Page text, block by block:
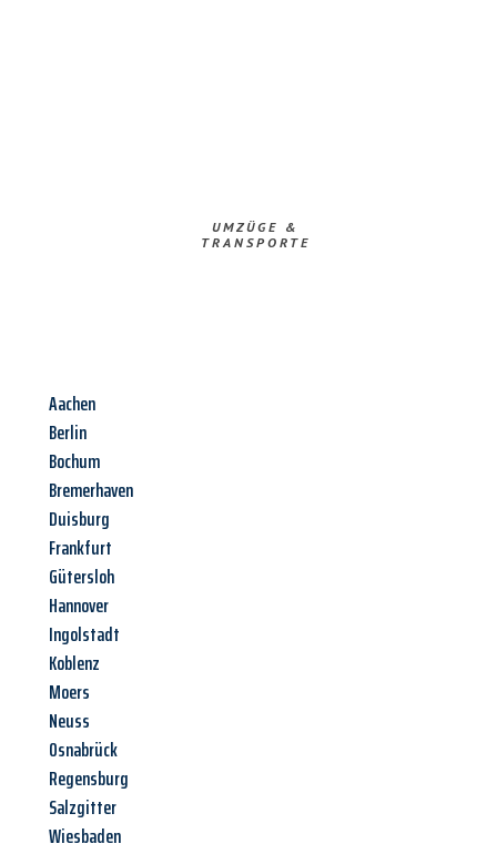
UMZÜGE &
TRANSPORTE
Aachen
Berlin
Bochum
Bremerhaven
Duisburg
Frankfurt
Gütersloh
Hannover
Ingolstadt
Koblenz
Moers
Neuss
Osnabrück
Regensburg
Salzgitter
Wiesbaden